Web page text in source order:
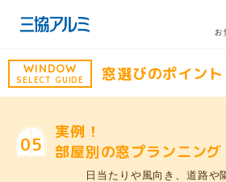
WINDOW
SELECT GUIDE 窓選びのポイント
05
実例！
部屋別の窓プランニング
日当たりや風向き、道路や